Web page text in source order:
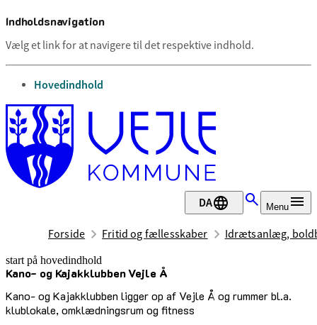
Indholdsnavigation
Vælg et link for at navigere til det respektive indhold.
gå til
Hovedindhold
DA Menu
Forside Fritid og fællesskaber Idrætsanlæg,
start på hovedindhold
Kano- og Kajakklubben Vejle Å
Kano- og Kajakklubben ligger op af Vejle Å og rummer bl.a.
klublokale, omklædningsrum og fitness
senest opdateret 20. marts 2026